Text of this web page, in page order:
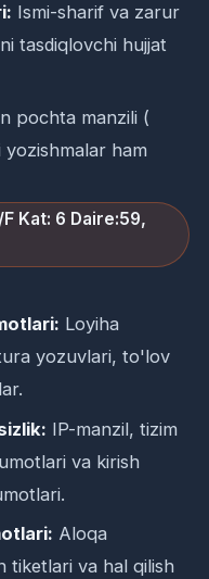
Ismi-sharif va zarur
tasdiqlovchi hujjat
pochta manzili (
yozishmalar ham
Kat: 6 Daire:59,
Loyiha
yozuvlari, to'lov
IP-manzil, tizim
va kirish
Aloqa
tiketlari va hal qilish